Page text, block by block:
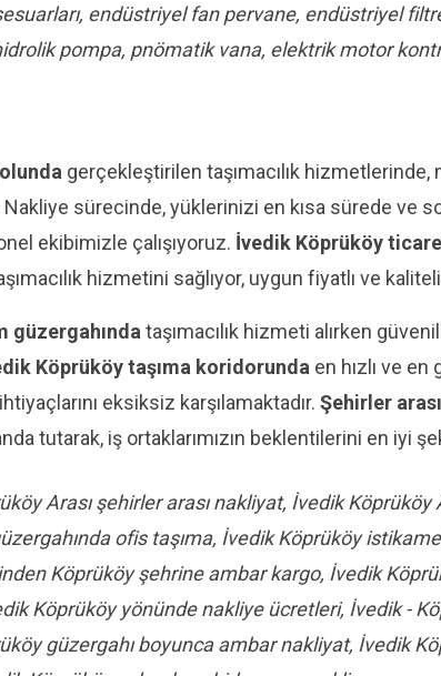
endüstriyel fan pervane, endüstriyel
pompa, pnömatik vana, elektrik motor
gerçekleştirilen taşımacılık
sürecinde, yüklerinizi en kısa sürede ve
ekibimizle çalışıyoruz. İvedik Köprüköy
hizmetini sağlıyor, uygun fiyatlı ve
güzergahında taşımacılık hizmeti alırken
Köprüköy taşıma koridorunda en hızlı ve
eksiksiz karşılamaktadır. Şehirler
tutarak, iş ortaklarımızın beklentilerini en iyi
Arası şehirler arası nakliyat, İvedik Köprüköy
ofis taşıma, İvedik Köprüköy
Köprüköy şehrine ambar kargo, İvedik
Köprüköy yönünde nakliye ücretleri, İvedik -
güzergahı boyunca ambar nakliyat, İvedik